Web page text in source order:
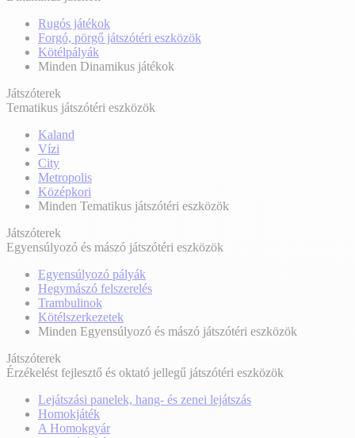
Rugós játékok
Forgó, pörgő játszótéri eszközök
Kötélpályák
Minden Dinamikus játékok
Játszóterek
Tematikus játszótéri eszközök
Kaland
Vízi
City
Metropolis
Középkori
Minden Tematikus játszótéri eszközök
Játszóterek
Egyensúlyozó és mászó játszótéri eszközök
Egyensúlyozó pályák
Hegymászó felszerelés
Trambulinok
Kötélszerkezetek
Minden Egyensúlyozó és mászó játszótéri eszközök
Játszóterek
Érzékelést fejlesztő és oktató jellegű játszótéri eszközök
Lejátszási panelek, hang- és zenei lejátszás
Homokjáték
A Homokgyár